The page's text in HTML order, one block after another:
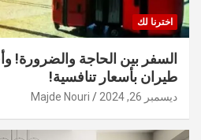
اخترنا لك
السفر بين الحاجة
طيران بأسعار تنافسية!
ديسمبر 26, 2024 Majde Nouri